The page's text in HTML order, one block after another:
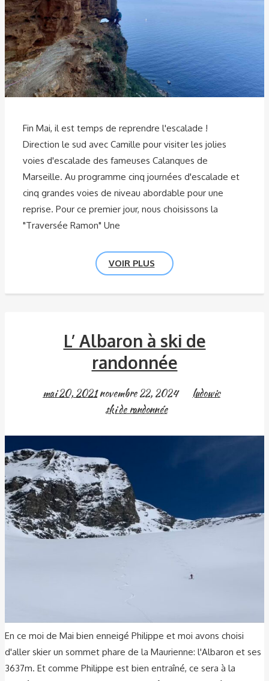
Fin Mai, il est temps de reprendre l'escalade !
Direction le sud avec Camille pour visiter les jolies
voies d'escalade des fameuses Calanques de
Marseille. Au programme cinq journées d'escalade et
cinq grandes voies de niveau abordable pour une
reprise. Pour ce premier jour, nous choisissons la
"Traversée Ramon" Une
VOIR PLUS
L’ Albaron à ski de
randonnée
mai 20, 2021 novembre 22, 2024
ludowic
ski de randonnée
En ce moi de Mai bien enneigé Philippe et moi avons choisi
d'aller skier un sommet phare de la Maurienne: l'Albaron et ses
3637m. Et comme Philippe est bien entraîné, ce sera à la